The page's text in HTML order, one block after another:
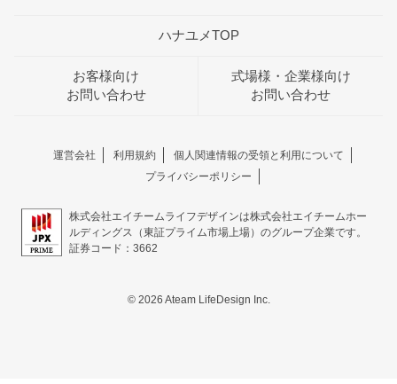
ハナユメTOP
お客様向け
お問い合わせ
式場様・企業様向け
お問い合わせ
運営会社 利用規約
個人関連情報の受領と利用について
プライバシーポリシー
株式会社エイチームライフデザインは株式会社エイチームホー
ルディングス（東証プライム市場上場）のグループ企業です。
証券コード：3662
© 2026 Ateam LifeDesign Inc.